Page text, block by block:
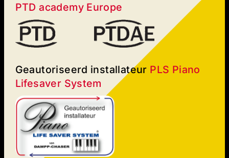
PTD academy Europe
Geautoriseerd installateur PLS Piano
Lifesaver System